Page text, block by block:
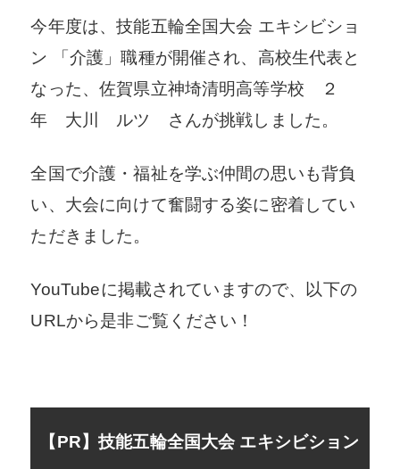
今年度は、技能五輪全国大会 エキシビショ
ン 「介護」職種が開催され、高校生代表と
なった、佐賀県立神埼清明高等学校 ２
年 大川 ルツ さんが挑戦しました。
全国で介護・福祉を学ぶ仲間の思いも背負
い、大会に向けて奮闘する姿に密着してい
ただきました。
YouTubeに掲載されていますので、以下の
URLから是非ご覧ください！
【PR】技能五輪全国大会 エキシビション